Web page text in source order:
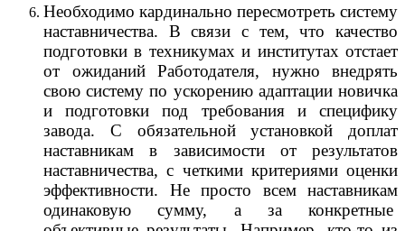
Необходимо кардинально пересмотреть систему
наставничества. В связи с тем, что качество
подготовки в техникумах и институтах отстает
от ожиданий Работодателя, нужно внедрять
свою систему по ускорению адаптации новичка
и подготовки под требования и специфику
завода. С обязательной установкой доплат
наставникам в зависимости от результатов
наставничества, с четкими критериями оценки
эффективности. Не просто всем наставникам
одинаковую сумму, а за конкретные